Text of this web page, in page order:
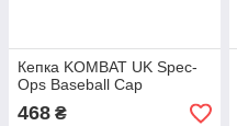
Кепка KOMBAT UK Spec-
Ops Baseball Cap
468 ₴